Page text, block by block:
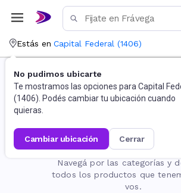
Estás en Capital Federal (1406)
No pudimos ubicarte
Te mostramos las opciones para Capital
(1406). Podés cambiar tu ubicación cuando
quieras.
cambiar ubicación cerrar
La página no
Navegá por las categorías y
todos los productos que
vos.